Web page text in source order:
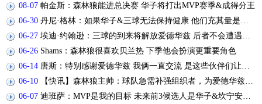
08-07 帕金斯：森林狼能进总决赛 华子将打出MVP赛季&成得分王
06-30 丹尼·格林：如果华子&三球无法保持健康 他们充其量是附加赛球队
06-27 埃迪·约翰逊：三球的到来将解放爱德华兹 后者不会遭遇大量包夹
06-26 Shams：森林狼很喜欢贝兰热 下季他会扮演更重要角色
06-14 唐斯：特别感谢爱德华兹 我俩一直交流 是这些伙伴们让我不断进步
06-10 【快讯】森林狼主帅：球队急需补强组织者，为爱德华兹减负
06-07 迪班萨：MVP是我的目标 未来前3候选人是华子&坎宁安&塔图姆